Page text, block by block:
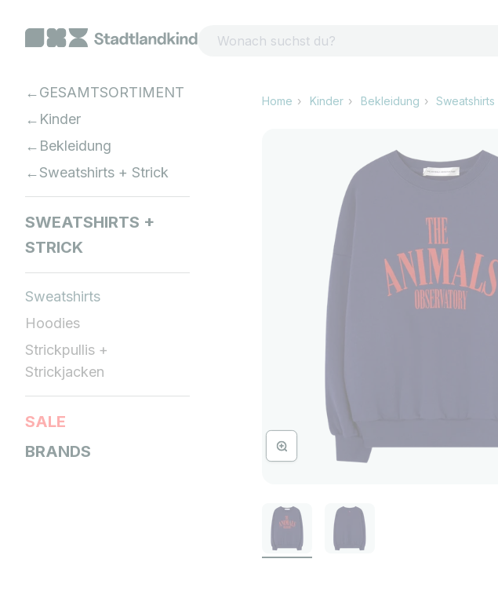
GESAMTSORTIMENT
Kinder
Bekleidung
Sweatshirts + Strick
SWEATSHIRTS +
STRICK
Sweatshirts
Hoodies
Strickpullis +
Strickjacken
SALE
BRANDS
Home Kinder Bekleidung Sweatshirts
Bild vergrössern